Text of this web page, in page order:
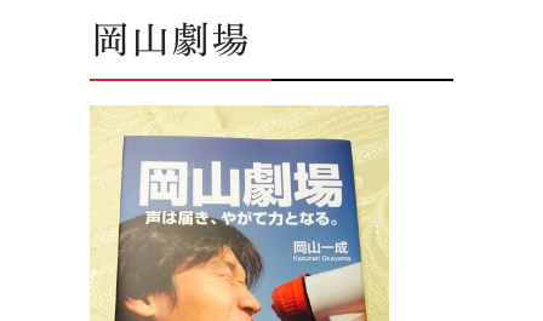
岡山劇場